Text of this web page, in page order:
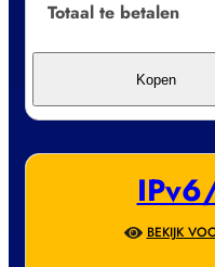
Totaal te betalen
Kopen
BEKIJK